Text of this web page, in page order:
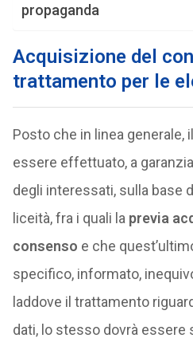
propaganda
Acquisizione del
trattamento per le
Posto che in linea generale,
essere effettuato, a
degli interessati, sulla base
liceità, fra i quali la previa
consenso e che
specifico, informato,
laddove il trattamento
dati, lo stesso dovrà essere